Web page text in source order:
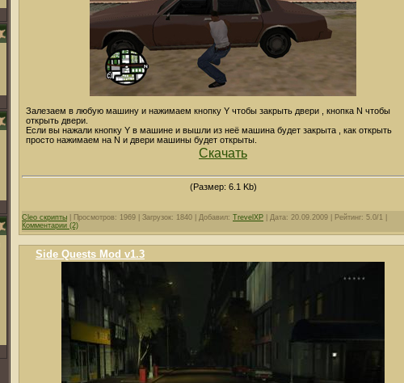
Залезаем в любую машину и нажимаем кнопку Y чтобы закрыть двери , кнопка N чтобы
открыть двери.
Если вы нажали кнопку Y в машине и вышли из неё машина будет закрыта , как открыть
просто нажимаем на N и двери машины будет открыты.
Скачать
(Размер: 6.1 Kb)
Cleo скрипты | Просмотров: 1969 | Загрузок: 1840 | Добавил: TrevelXP | Дата: 20.09.2009 | Рейтинг: 5.0/1 |
Комментарии (2)
Side Quests Mod v1.3